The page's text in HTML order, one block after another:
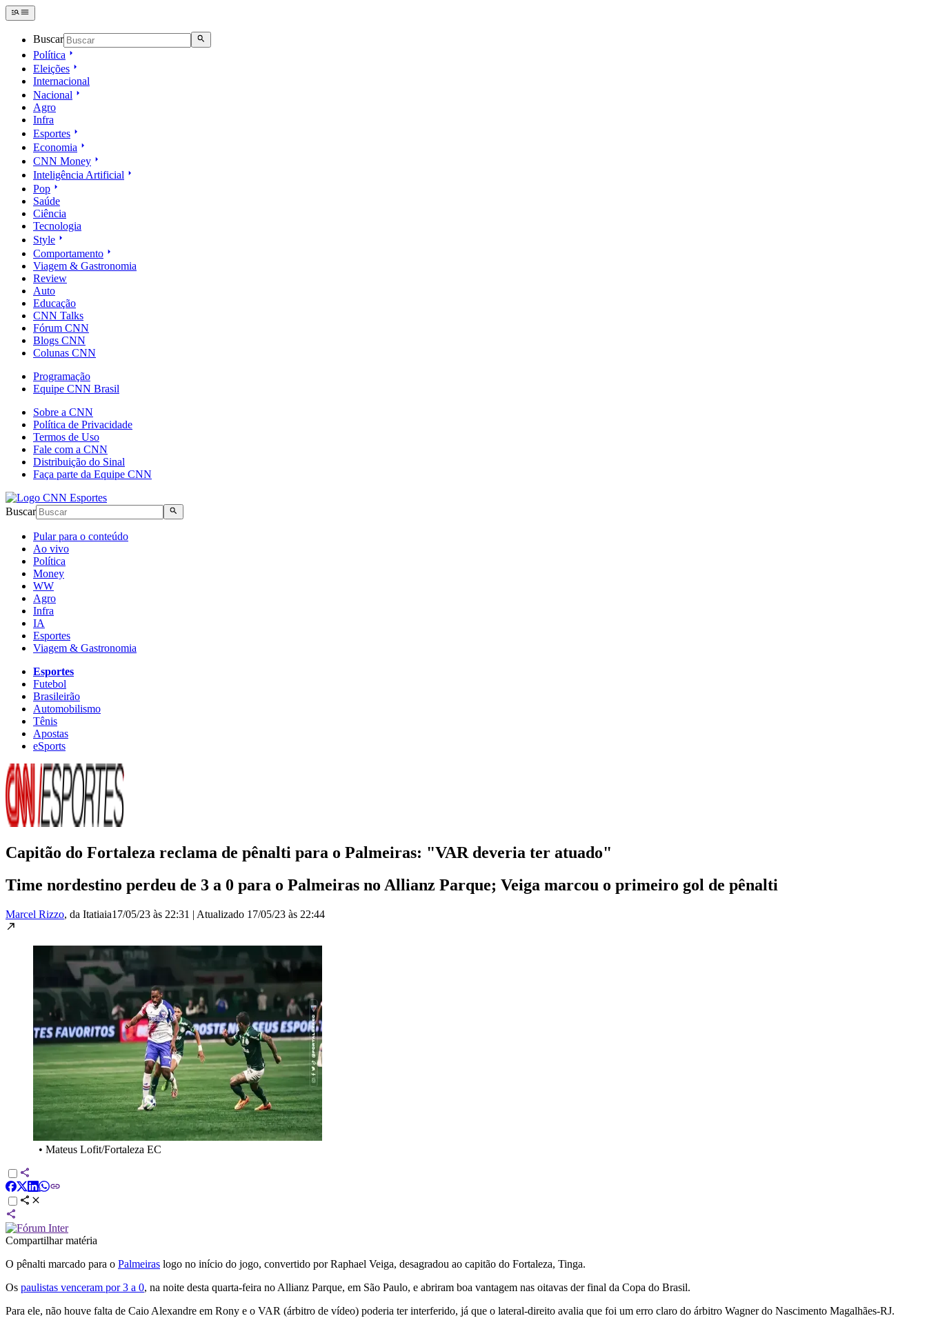
Buscar
Política
Eleições
Internacional
Nacional
Agro
Infra
Esportes
Economia
CNN Money
Inteligência Artificial
Pop
Saúde
Ciência
Tecnologia
Style
Comportamento
Viagem & Gastronomia
Review
Auto
Educação
CNN Talks
Fórum CNN
Blogs CNN
Colunas CNN
Programação
Equipe CNN Brasil
Sobre a CNN
Política de Privacidade
Termos de Uso
Fale com a CNN
Distribuição do Sinal
Faça parte da Equipe CNN
Buscar
Pular para o conteúdo
Ao vivo
Política
Money
WW
Agro
Infra
IA
Esportes
Viagem & Gastronomia
Esportes
Futebol
Brasileirão
Automobilismo
Tênis
Apostas
eSports
Capitão do Fortaleza reclama de pênalti para o Palmeiras: "VAR deveria ter atuado"
Time nordestino perdeu de 3 a 0 para o Palmeiras no Allianz Parque; Veiga marcou o primeiro gol de pênalti
Marcel Rizzo, da Itatiaia17/05/23 às 22:31 | Atualizado 17/05/23 às 22:44
• Mateus Lofit/Fortaleza EC
Compartilhar matéria
O pênalti marcado para o Palmeiras logo no início do jogo, convertido por Raphael Veiga, desagradou ao capitão do Fortaleza, Tinga.
Os paulistas venceram por 3 a 0, na noite desta quarta-feira no Allianz Parque, em São Paulo, e abriram boa vantagem nas oitavas der final da Copa do Brasil.
Para ele, não houve falta de Caio Alexandre em Rony e o VAR (árbitro de vídeo) poderia ter interferido, já que o lateral-direito avalia que foi um erro claro do árbitro Wagner do Nascimento Magalhães-RJ.